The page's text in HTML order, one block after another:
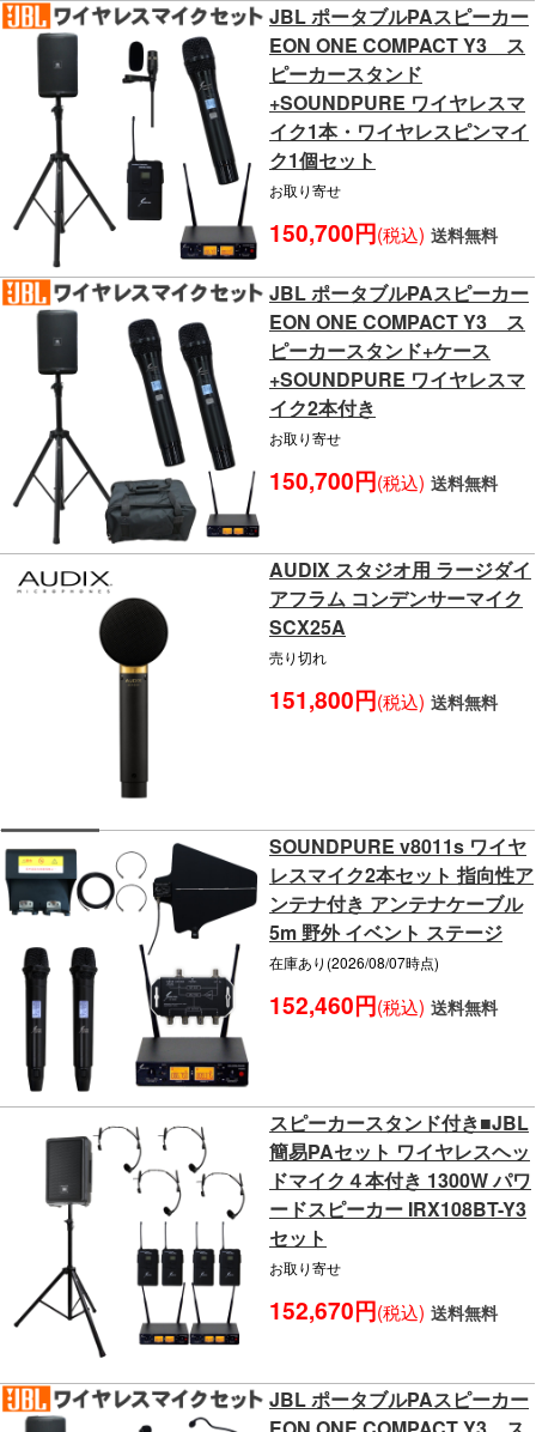
JBL ポータブルPAスピーカー
EON ONE COMPACT Y3 ス
ピーカースタンド
+SOUNDPURE ワイヤレスマ
イク1本・ワイヤレスピンマイ
ク1個セット
お取り寄せ
150,700円(税込) 送料無料
JBL ポータブルPAスピーカー
EON ONE COMPACT Y3 ス
ピーカースタンド+ケース
+SOUNDPURE ワイヤレスマ
イク2本付き
お取り寄せ
150,700円(税込) 送料無料
AUDIX スタジオ用 ラージダイ
アフラム コンデンサーマイク
SCX25A
売り切れ
151,800円(税込) 送料無料
SOUNDPURE v8011s ワイヤ
レスマイク2本セット 指向性ア
ンテナ付き アンテナケーブル
5m 野外 イベント ステージ
在庫あり(2026/08/07時点)
152,460円(税込) 送料無料
スピーカースタンド付き■JBL
簡易PAセット ワイヤレスヘッ
ドマイク４本付き 1300W パワ
ードスピーカー IRX108BT-Y3
セット
お取り寄せ
152,670円(税込) 送料無料
JBL ポータブルPAスピーカー